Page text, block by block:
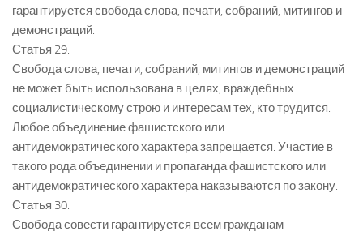
гарантируется свобода слова, печати, собраний, митингов и
демонстраций.
Статья 29.
Свобода слова, печати, собраний, митингов и демонстраций
не может быть использована в целях, враждебных
социалистическому строю и интересам тех, кто трудится.
Любое объединение фашистского или
антидемократического характера запрещается. Участие в
такого рода объединении и пропаганда фашистского или
антидемократического характера наказываются по закону.
Статья 30.
Свобода совести гарантируется всем гражданам